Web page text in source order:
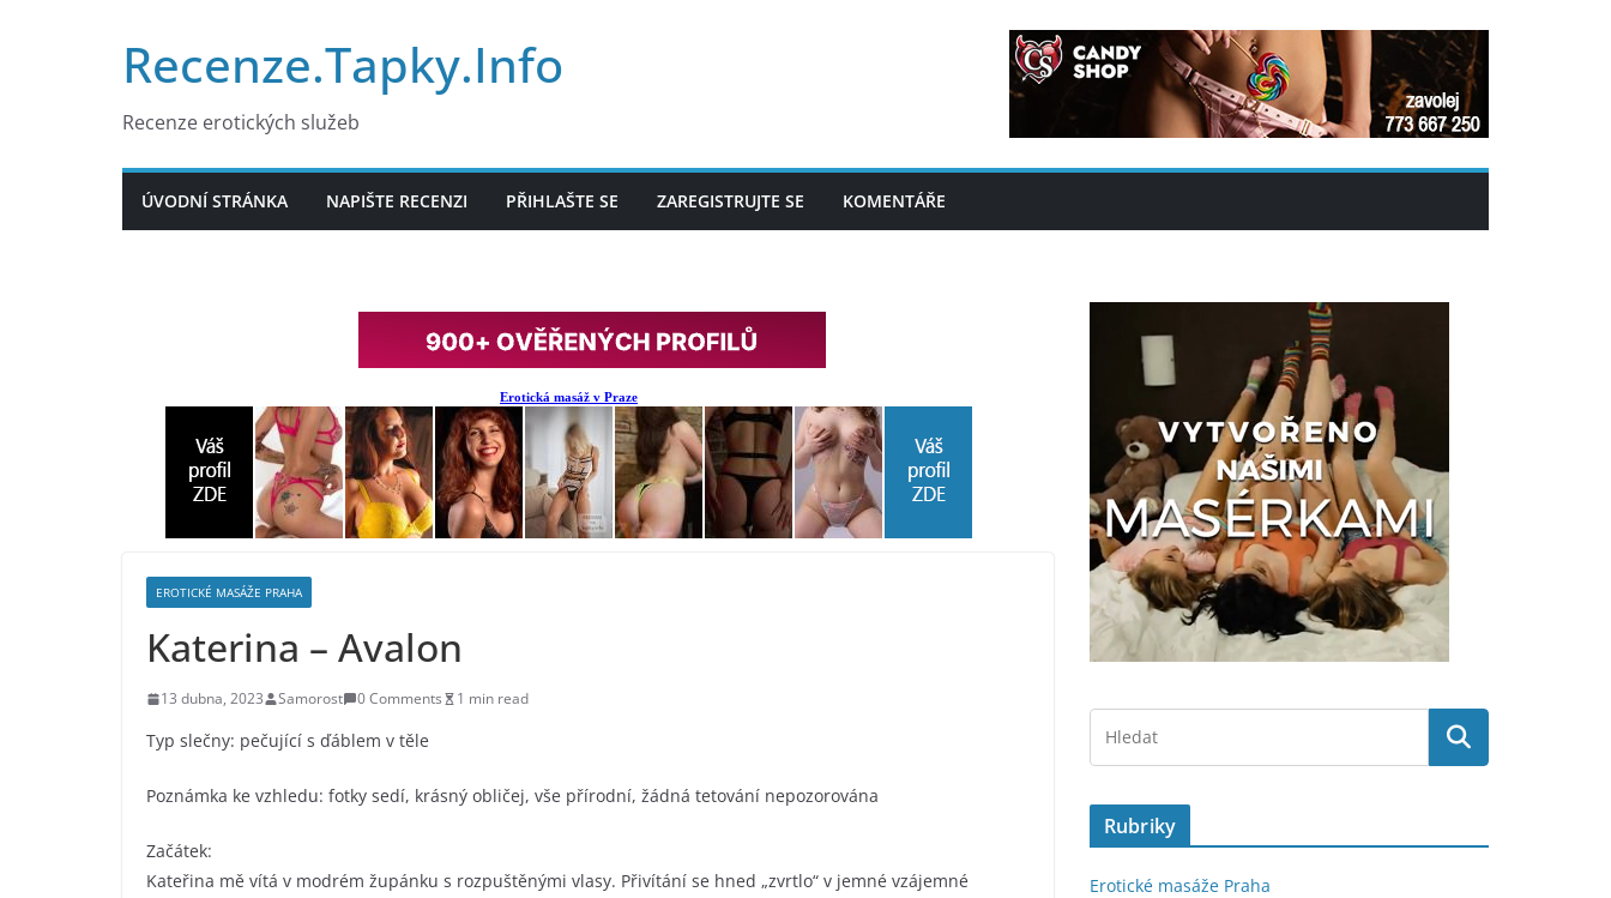
Recenze.Tapky.Info
Recenze erotických služeb
ÚVODNÍ STRÁNKA NAPIŠTE RECENZI PŘIHLAŠTE SE ZAREGISTRUJTE SE KOMENTÁŘE
EROTICKÉ MASÁŽE PRAHA
Katerina – Avalon
13 dubna, 2023 Samorost 0 Comments 1 min read
Typ slečny: pečující s ďáblem v těle
Poznámka ke vzhledu: fotky sedí, krásný obličej, vše přírodní, žádná tetování nepozorována
Začátek:
Kateřina mě vítá v modrém župánku s rozpuštěnými vlasy. Přivítání se hned „zvrtlo“ v jemné vzájemné
Rubriky
Erotické masáže Praha